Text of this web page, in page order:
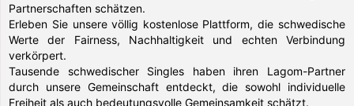
Partnerschaften schätzen.
Erleben Sie unsere völlig kostenlose Plattform, die schwedische
Werte der Fairness, Nachhaltigkeit und echten Verbindung
verkörpert.
Tausende schwedischer Singles haben ihren Lagom-Partner
durch unsere Gemeinschaft entdeckt, die sowohl individuelle
Freiheit als auch bedeutungsvolle Gemeinsamkeit schätzt.